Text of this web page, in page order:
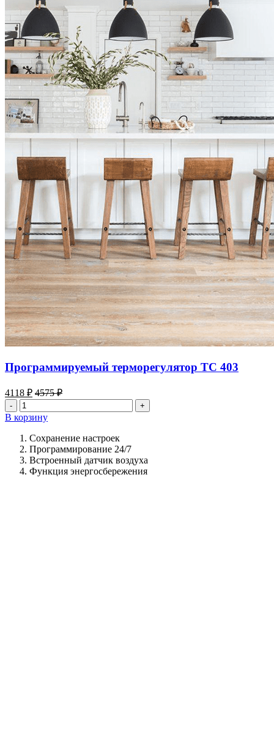
Программируемый терморегулятор ТС 403
4118 ₽ 4575₽
Количество
товара
Программируемый
терморегулятор
ТС
403
В корзину
Сохранение настроек
Программирование 24/7
Встроенный датчик воздуха
Функция энергосбережения